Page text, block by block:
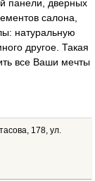
панели, дверных
салона,
натуральную
другое. Такая
все Ваши мечты
178, ул.